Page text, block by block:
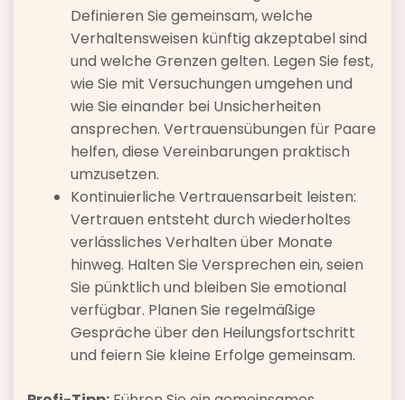
Definieren Sie gemeinsam, welche
Verhaltensweisen künftig akzeptabel sind
und welche Grenzen gelten. Legen Sie fest,
wie Sie mit Versuchungen umgehen und
wie Sie einander bei Unsicherheiten
ansprechen. Vertrauensübungen für Paare
helfen, diese Vereinbarungen praktisch
umzusetzen.
Kontinuierliche Vertrauensarbeit leisten:
Vertrauen entsteht durch wiederholtes
verlässliches Verhalten über Monate
hinweg. Halten Sie Versprechen ein, seien
Sie pünktlich und bleiben Sie emotional
verfügbar. Planen Sie regelmäßige
Gespräche über den Heilungsfortschritt
und feiern Sie kleine Erfolge gemeinsam.